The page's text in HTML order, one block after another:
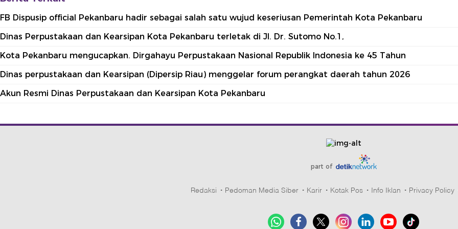
FB Dispusip official Pekanbaru hadir sebagai salah satu wujud keseriusan Pemerintah Kota Pekanbaru
Dinas Perpustakaan dan Kearsipan Kota Pekanbaru terletak di Jl. Dr. Sutomo No.1,
Kota Pekanbaru mengucapkan. Dirgahayu Perpustakaan Nasional Republik Indonesia ke 45 Tahun
Dinas perpustakaan dan Kearsipan (Dipersip Riau) menggelar forum perangkat daerah tahun 2026
Akun Resmi Dinas Perpustakaan dan Kearsipan Kota Pekanbaru
part of
Redaksi Pedoman Media Siber Karir Kotak Pos Info Iklan Privacy Policy